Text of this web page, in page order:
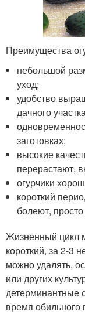
Преимущества
небольшой
уход;
удобство
дачного
заготовках;
высокие
перерастают,
огурчики
короткий
болеют,
Жизненный цикл
короткий, за 2-3
можно удалять,
или других
детерминантные
время